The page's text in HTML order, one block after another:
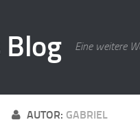
Blog Eine weitere
AUTOR: GABRIEL